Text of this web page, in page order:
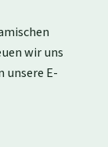
wir uns
E-